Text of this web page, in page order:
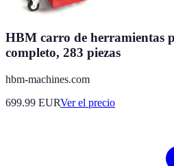
HBM carro de herramientas
completo, 283 piezas
hbm-machines.com
699.99 EURVer el precio